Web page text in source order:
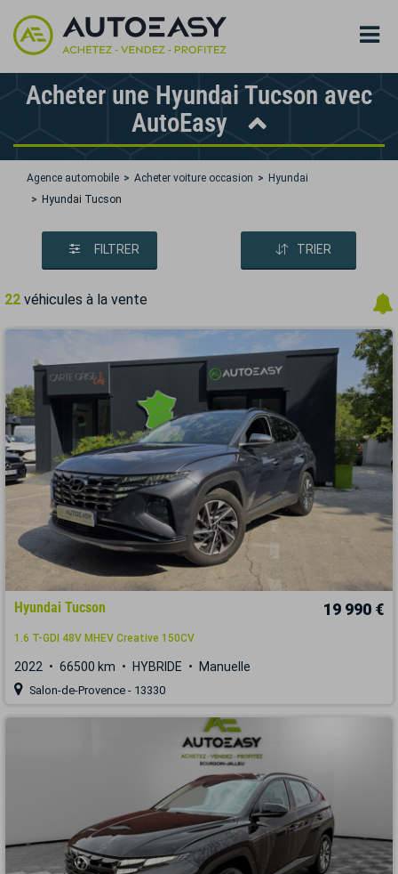
Acheter une Hyundai Tucson avec
AutoEasy
Agence automobile Acheter voiture occasion
Hyundai
Hyundai Tucson
FILTRER TRIER
22 véhicules à la vente
Hyundai Tucson 19 990 €
1.6 T-GDI 48V MHEV Creative 150CV
2022 66500 km HYBRIDE Manuelle
Salon-de-Provence - 13330